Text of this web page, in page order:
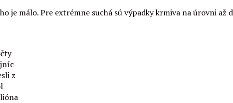
málo. Pre extrémne suchá sú výpadky krmiva na úrovni až
z